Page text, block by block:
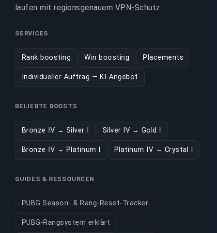
laufen mit regionsgenauem VPN-Schutz.
SERVICES
Rank boosting Win boosting Placements
Individueller Auftrag — KI-Angebot
BELIEBTE BOOSTS
Bronze IV → Silver I Silver IV → Gold I
Bronze IV → Platinum I Platinum IV → Crystal I
GUIDES & RESSOURCEN
PUBG Season- & Rang-Reset-Tracker
PUBG-Rangsystem erklärt